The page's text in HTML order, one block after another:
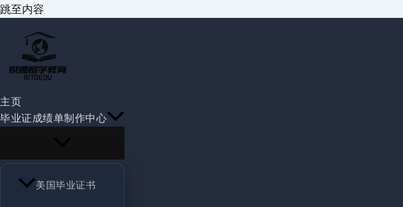
跳至内容
主页
毕业证成绩单制作中心
美国毕业证书